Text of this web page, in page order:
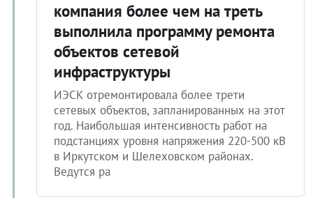
компания более чем на треть
выполнила программу ремонта
объектов сетевой
инфраструктуры
ИЭСК отремонтировала более трети
сетевых объектов, запланированных на этот
год. Наибольшая интенсивность работ на
подстанциях уровня напряжения 220-500 кВ
в Иркутском и Шелеховском районах.
Ведутся ра